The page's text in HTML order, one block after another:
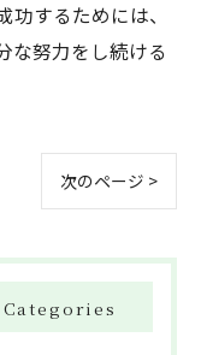
するためには、
な努力をし続ける
次のページ >
Categories